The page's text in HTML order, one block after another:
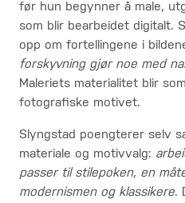
før hun begynner å male,
som blir bearbeidet digitalt.
opp om fortellingene i
forskyvning gjør noe med
Maleriets materialitet blir
fotografiske motivet.
Slyngstad poengterer selv
materiale og motivvalg:
passer til stilepoken, en
modernismen og klassikere.